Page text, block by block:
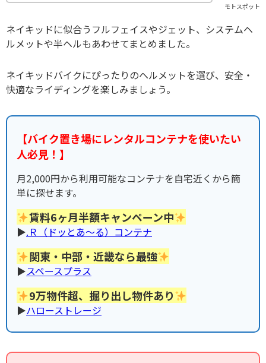
モトスポット
ネイキッドに似合うフルフェイスやジェット、システムヘ
ルメットや半ヘルもあわせてまとめました。
ネイキッドバイクにぴったりのヘルメットを選び、安全・
快適なライディングを楽しみましょう。
【バイク置き場にレンタルコンテナを使いたい
人必見！】
月2,000円から利用可能なコンテナを自宅近くから簡
単に探せます。
賃料6ヶ月半額キャンペーン中
▶︎.Ｒ（ドッとあ〜る）コンテナ
関東・中部・近畿なら最強
▶︎スペースプラス
9万物件超、掘り出し物件あり
▶︎ハローストレージ